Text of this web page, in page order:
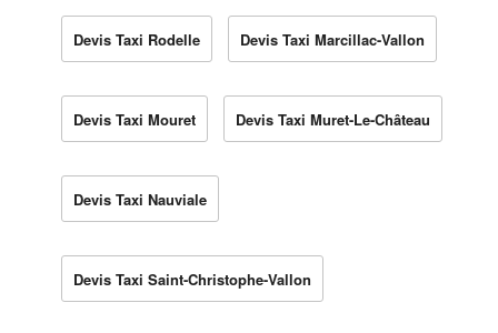
Devis Taxi Rodelle Devis Taxi Marcillac-Vallon
Devis Taxi Mouret Devis Taxi Muret-Le-Château
Devis Taxi Nauviale
Devis Taxi Saint-Christophe-Vallon